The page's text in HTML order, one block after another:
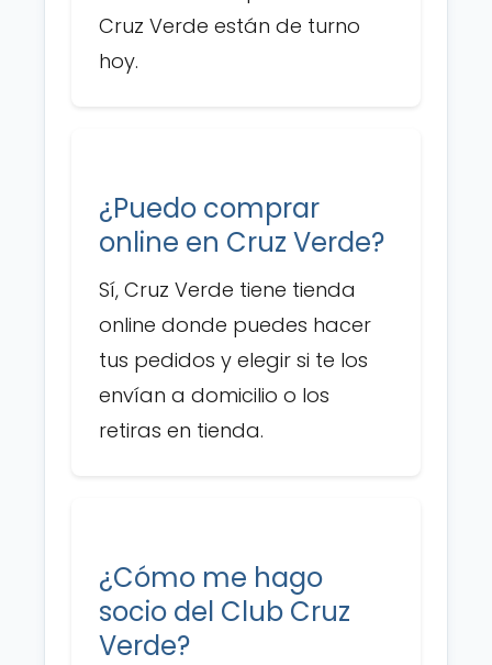
Cruz Verde están de turno
hoy.
¿Puedo comprar
online en Cruz Verde?
Sí, Cruz Verde tiene tienda
online donde puedes hacer
tus pedidos y elegir si te los
envían a domicilio o los
retiras en tienda.
¿Cómo me hago
socio del Club Cruz
Verde?